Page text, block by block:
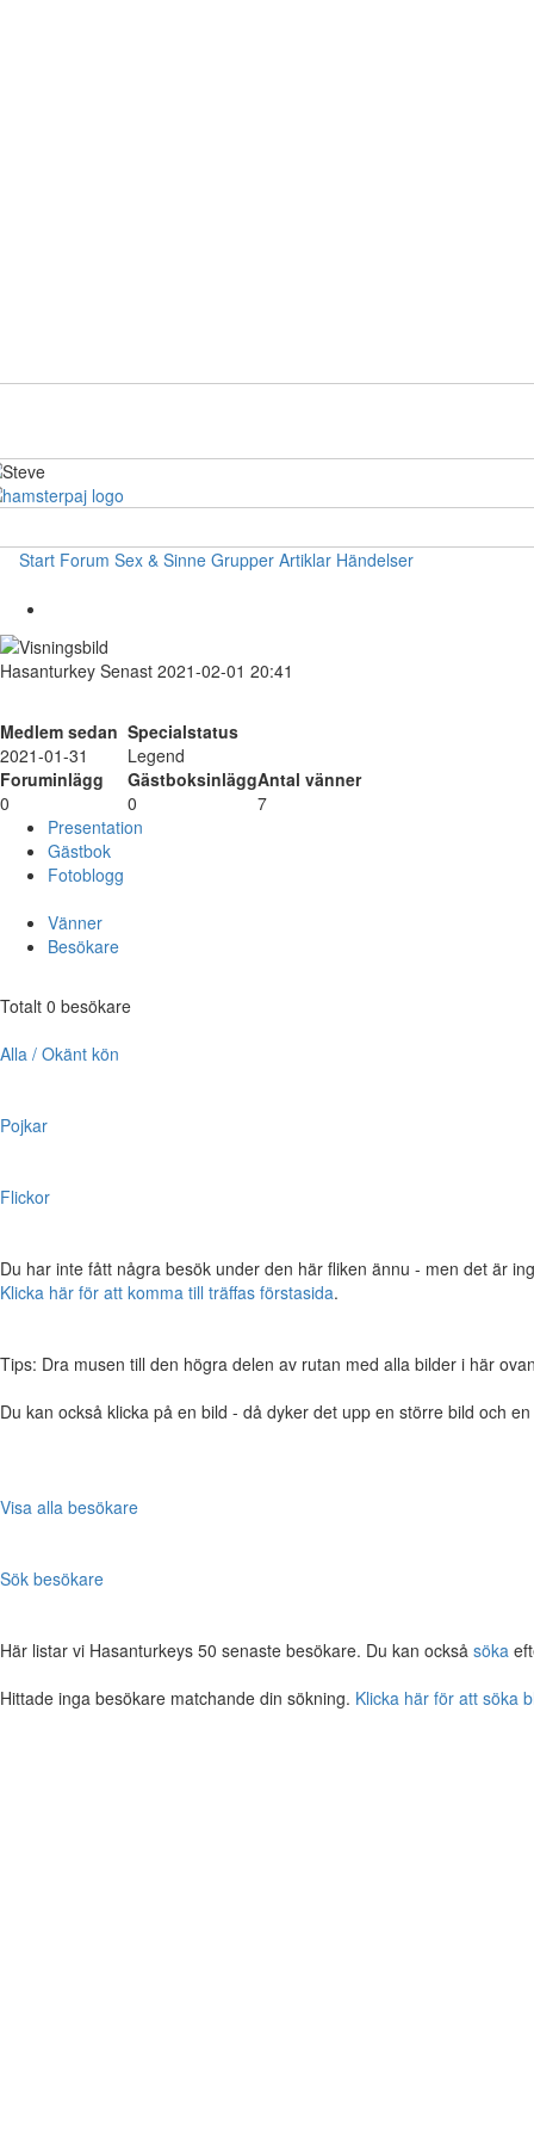
Start Forum Sex & Sinne Grupper Artiklar Händelser
Hasanturkey Senast 2021-02-01 20:41
Medlem sedan Specialstatus
2021-01-31
Legend
Foruminlägg
GästboksinläggAntal vänner
0
0
7
Presentation
Gästbok
Fotoblogg
Vänner
Besökare
Totalt 0 besökare
Alla / Okänt kön
Pojkar
Flickor
Du har inte fått några besök under den här fliken ännu - men det är
Klicka här för att komma till träffas förstasida.
Tips: Dra musen till den högra delen av rutan med alla bilder i här
Du kan också klicka på en bild - då dyker det upp en större bild och
Visa alla besökare
Sök besökare
Här listar vi Hasanturkeys 50 senaste besökare. Du kan också söka
Hittade inga besökare matchande din sökning. Klicka här för att söka